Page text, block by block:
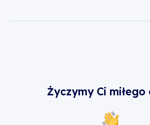
Życzymy Ci miłego